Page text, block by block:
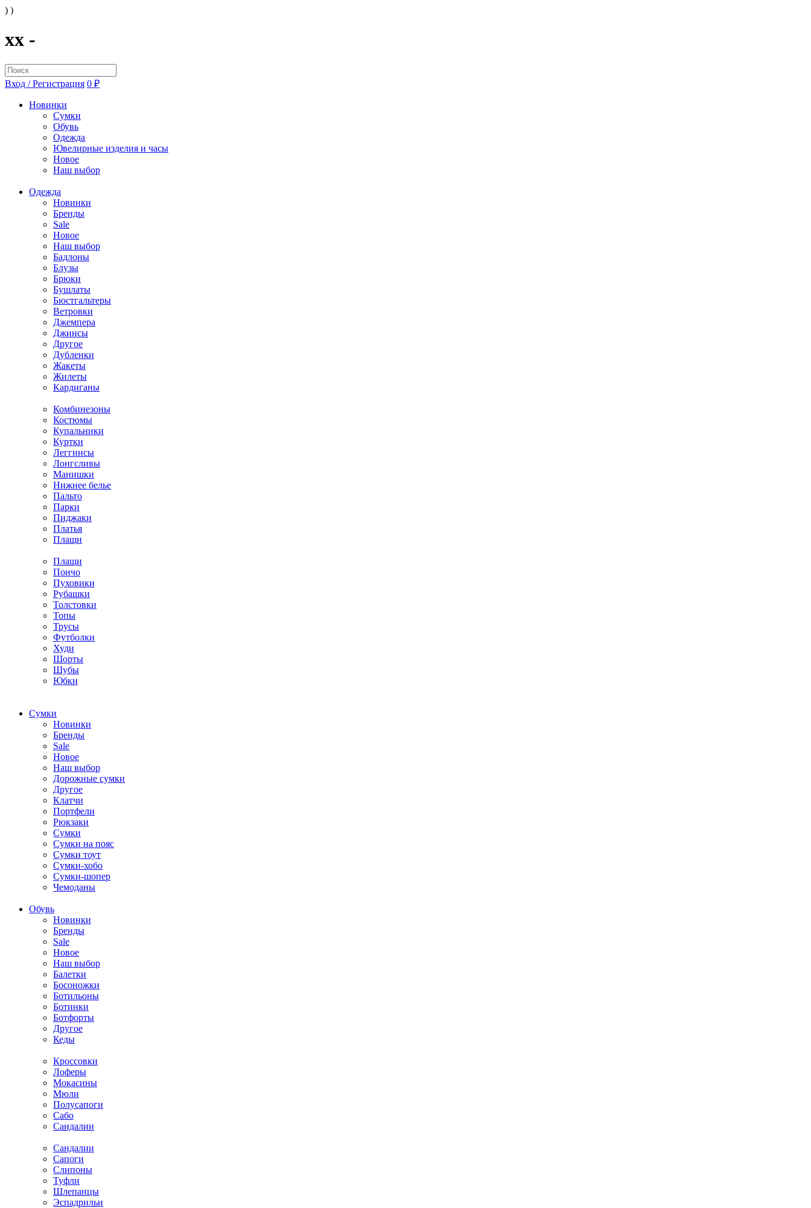
) )
xx -
Вход / Регистрация 0 ₽
Новинки
Сумки
Обувь
Одежда
Ювелирные изделия и часы
Новое
Наш выбор
Одежда
Новинки
Бренды
Sale
Новое
Наш выбор
Бадлоны
Блузы
Брюки
Бушлаты
Бюстгальтеры
Ветровки
Джемпера
Джинсы
Другое
Дубленки
Жакеты
Жилеты
Кардиганы
Комбинезоны
Костюмы
Купальники
Куртки
Леггинсы
Лонгсливы
Манишки
Нижнее белье
Пальто
Парки
Пиджаки
Платья
Плащи
Плащи
Пончо
Пуховики
Рубашки
Толстовки
Топы
Трусы
Футболки
Худи
Шорты
Шубы
Юбки
Cумки
Новинки
Бренды
Sale
Новое
Наш выбор
Дорожные сумки
Другое
Клатчи
Портфели
Рюкзаки
Сумки
Сумки на пояс
Сумки тоут
Сумки-хобо
Сумки-шопер
Чемоданы
Обувь
Новинки
Бренды
Sale
Новое
Наш выбор
Балетки
Босоножки
Ботильоны
Ботинки
Ботфорты
Другое
Кеды
Кроссовки
Лоферы
Мокасины
Мюли
Полусапоги
Сабо
Сандалии
Сандалии
Сапоги
Слипоны
Туфли
Шлепанцы
Эспадрильи